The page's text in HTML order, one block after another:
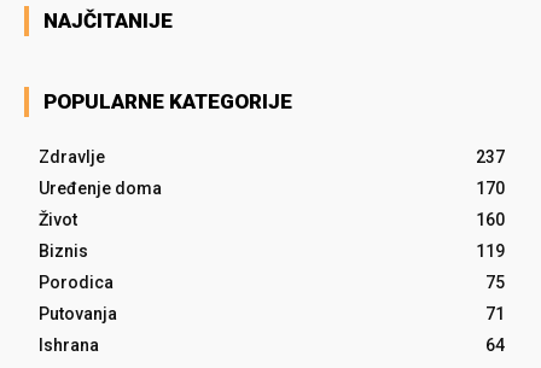
NAJČITANIJE
POPULARNE KATEGORIJE
Zdravlje
237
Uređenje doma
170
Život
160
Biznis
119
Porodica
75
Putovanja
71
Ishrana
64